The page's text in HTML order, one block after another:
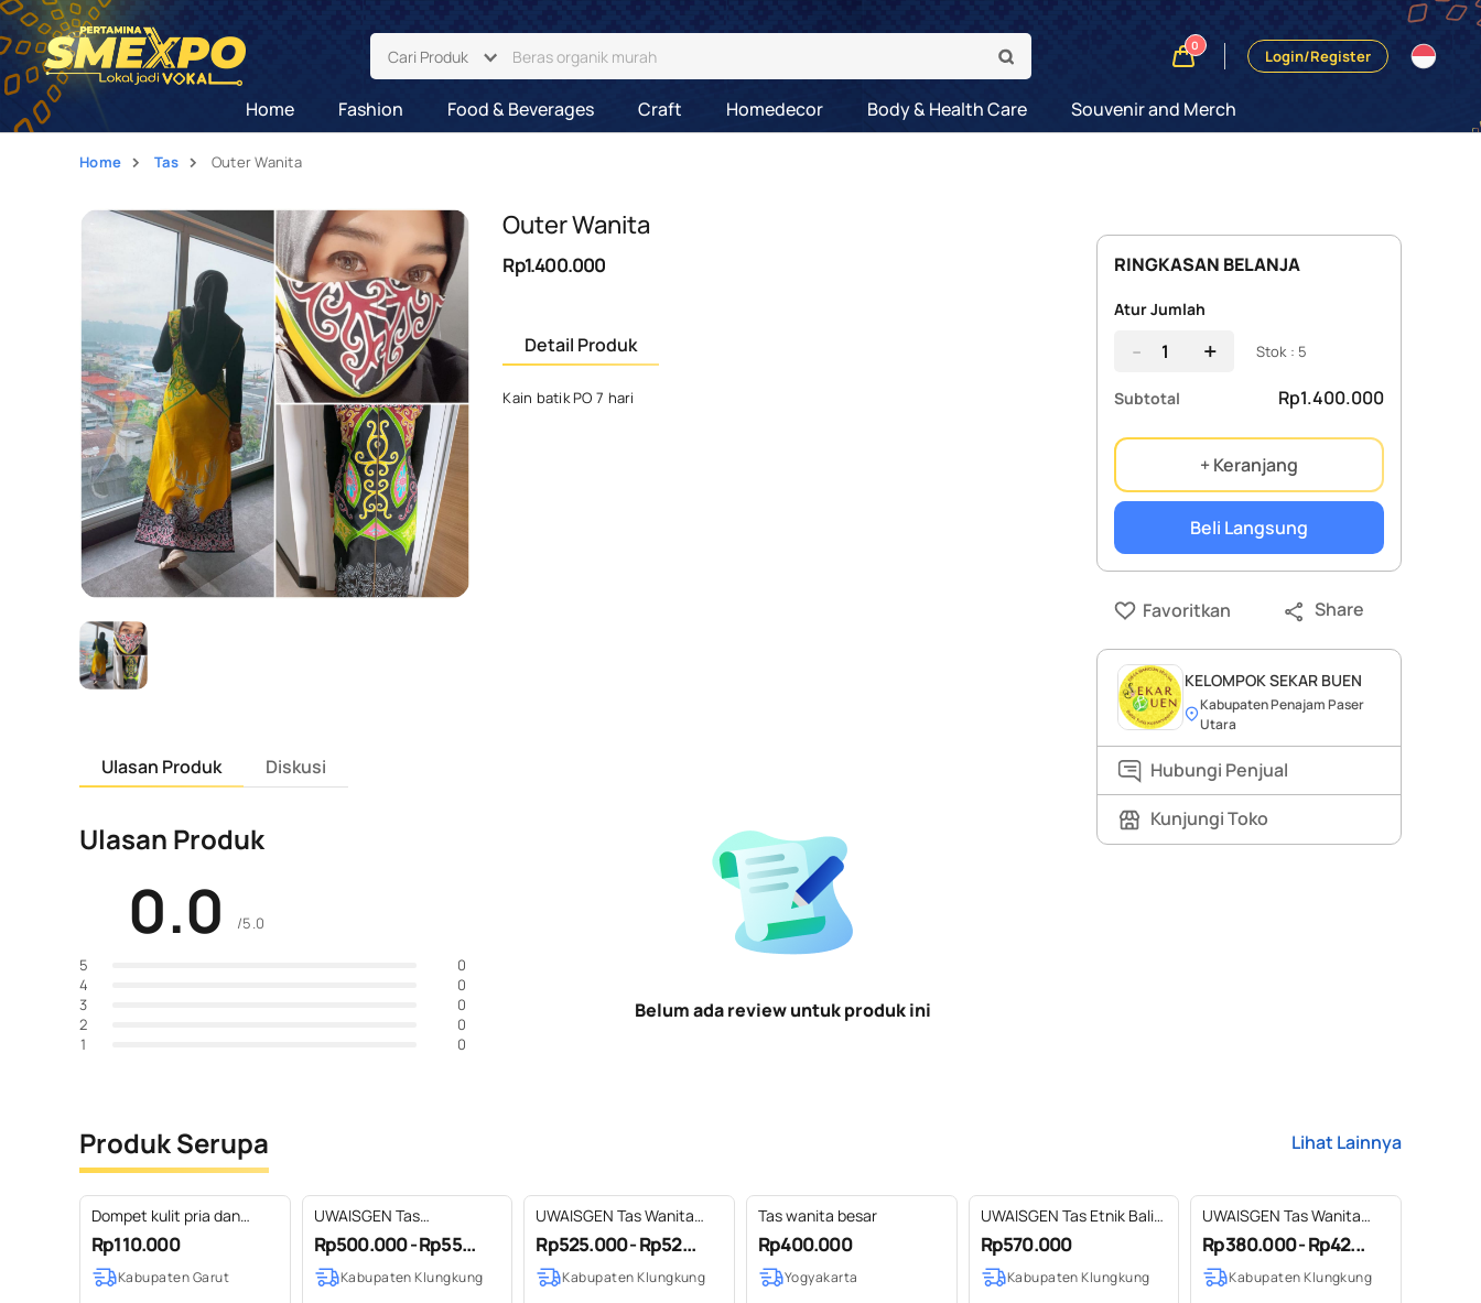
Cari Produk
0
Login/Register
Home Fashion Food & Beverages Craft Homedecor Body & Health Care Souvenir and Merch
Home Tas Outer Wanita
Outer Wanita
Rp1.400.000
Detail Produk
Kain batik PO 7 hari
Ulasan Produk Diskusi
Ulasan Produk
0.0 /5.0
5
0
4
0
3
0
2
0
1
0
Belum ada review untuk produk ini
RINGKASAN BELANJA
Atur Jumlah
- + Stok : 5
Subtotal Rp1.400.000
+ Keranjang
Beli Langsung
Favoritkan Share
KELOMPOK SEKAR BUEN
Kabupaten Penajam Paser
Utara
Hubungi Penjual
Kunjungi Toko
Produk Serupa Lihat Lainnya
Dompet kulit pria dan
wanita
Rp110.000
Kabupaten Garut
UWAISGEN Tas
Selempang Pria/Wanita
Tas Selempang Kulit Asli
Boho Lucian Bag
Rp500.000 - Rp55...
Kabupaten Klungkung
UWAISGEN Tas Wanita
Fyra Bag Goni Tenun
Rangrang Etnik Bali
Handmade
Rp525.000 - Rp52...
Kabupaten Klungkung
Tas wanita besar
Rp400.000
Yogyakarta
UWAISGEN Tas Etnik Bali
Nadine Bag Tas Jinjing Tas
Selempang Wanita
Handmade
Rp570.000
Kabupaten Klungkung
UWAISGEN Tas Wanita
Tenun Endek Etnik Bali
Handmade Ayra Bag
Rp380.000 - Rp42...
Kabupaten Klungkung